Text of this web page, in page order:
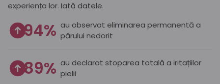
experiența lor. Iată datele.
94% au observat eliminarea permanentă a
părului nedorit
89% au declarat stoparea totală a iritațiilor
pielii